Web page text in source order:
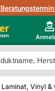
AR-App
Fliesenserie
Laminat, Vinyl &